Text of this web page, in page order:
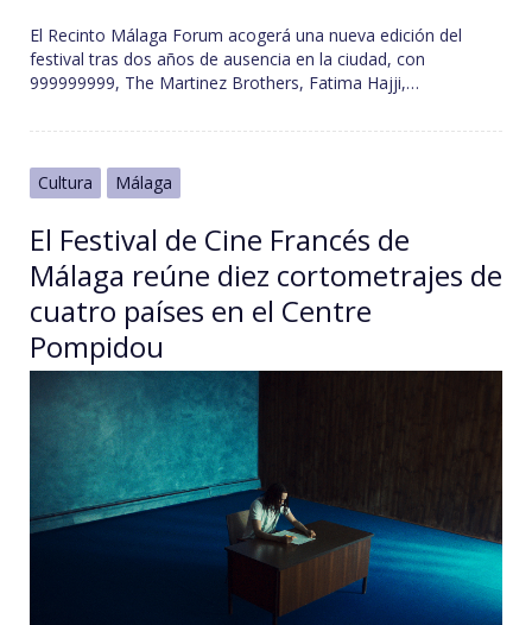
El Recinto Málaga Forum acogerá una nueva edición del
festival tras dos años de ausencia en la ciudad, con
999999999, The Martinez Brothers, Fatima Hajji,…
Cultura Málaga
El Festival de Cine Francés de
Málaga reúne diez cortometrajes de
cuatro países en el Centre
Pompidou